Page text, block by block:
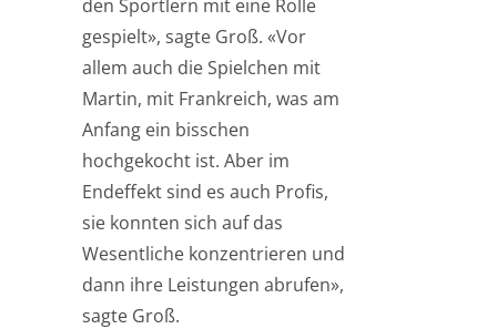
den Sportlern mit eine Rolle
gespielt», sagte Groß. «Vor
allem auch die Spielchen mit
Martin, mit Frankreich, was am
Anfang ein bisschen
hochgekocht ist. Aber im
Endeffekt sind es auch Profis,
sie konnten sich auf das
Wesentliche konzentrieren und
dann ihre Leistungen abrufen»,
sagte Groß.